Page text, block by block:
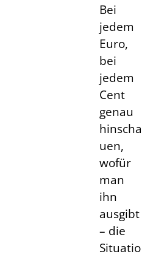
Bei
jedem
Euro,
bei
jedem
Cent
genau
hinscha
uen,
wofür
man
ihn
ausgibt
– die
Situatio